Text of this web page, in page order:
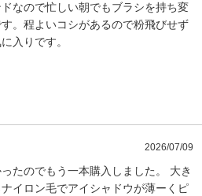
なので忙しい朝でもブラシを持ち変
。程よいコシがあるので粉飛びせず
入りです。
2026/07/09
たのでもう一本購入しました。 大き
イロン毛でアイシャドウが薄ーくピ